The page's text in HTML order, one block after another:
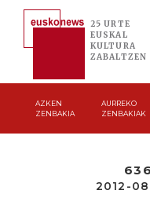
25 URTE
EUSKAL
KULTURA
ZABALTZEN
AZKEN
ZENBAKIA
AURREKO
ZENBAKIAK
2012-